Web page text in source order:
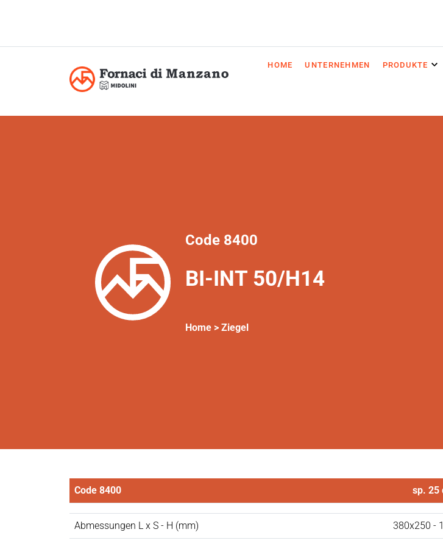
HOME UNTERNEHMEN PRODUKTE
Code 8400
BI-INT 50/H14
Home > Ziegel
Code 8400 sp. 25
Abmessungen L x S - H (mm) 380x250 -